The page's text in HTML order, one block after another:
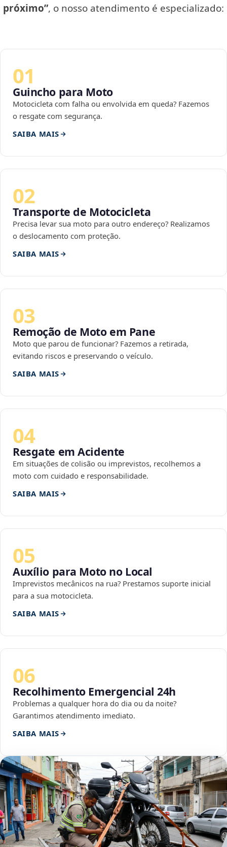
próximo”, o nosso atendimento é especializado:
01
Guincho para Moto
Motocicleta com falha ou envolvida em queda? Fazemos
o resgate com segurança.
SAIBA MAIS
02
Transporte de Motocicleta
Precisa levar sua moto para outro endereço? Realizamos
o deslocamento com proteção.
SAIBA MAIS
03
Remoção de Moto em Pane
Moto que parou de funcionar? Fazemos a retirada,
evitando riscos e preservando o veículo.
SAIBA MAIS
04
Resgate em Acidente
Em situações de colisão ou imprevistos, recolhemos a
moto com cuidado e responsabilidade.
SAIBA MAIS
05
Auxílio para Moto no Local
Imprevistos mecânicos na rua? Prestamos suporte inicial
para a sua motocicleta.
SAIBA MAIS
06
Recolhimento Emergencial 24h
Problemas a qualquer hora do dia ou da noite?
Garantimos atendimento imediato.
SAIBA MAIS